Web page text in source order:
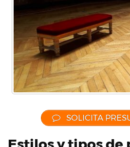
SOLICITA